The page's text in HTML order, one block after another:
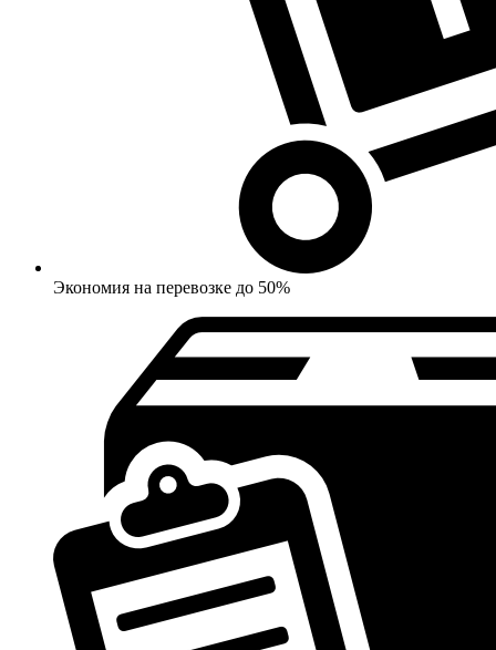
Экономия на перевозке до 50%